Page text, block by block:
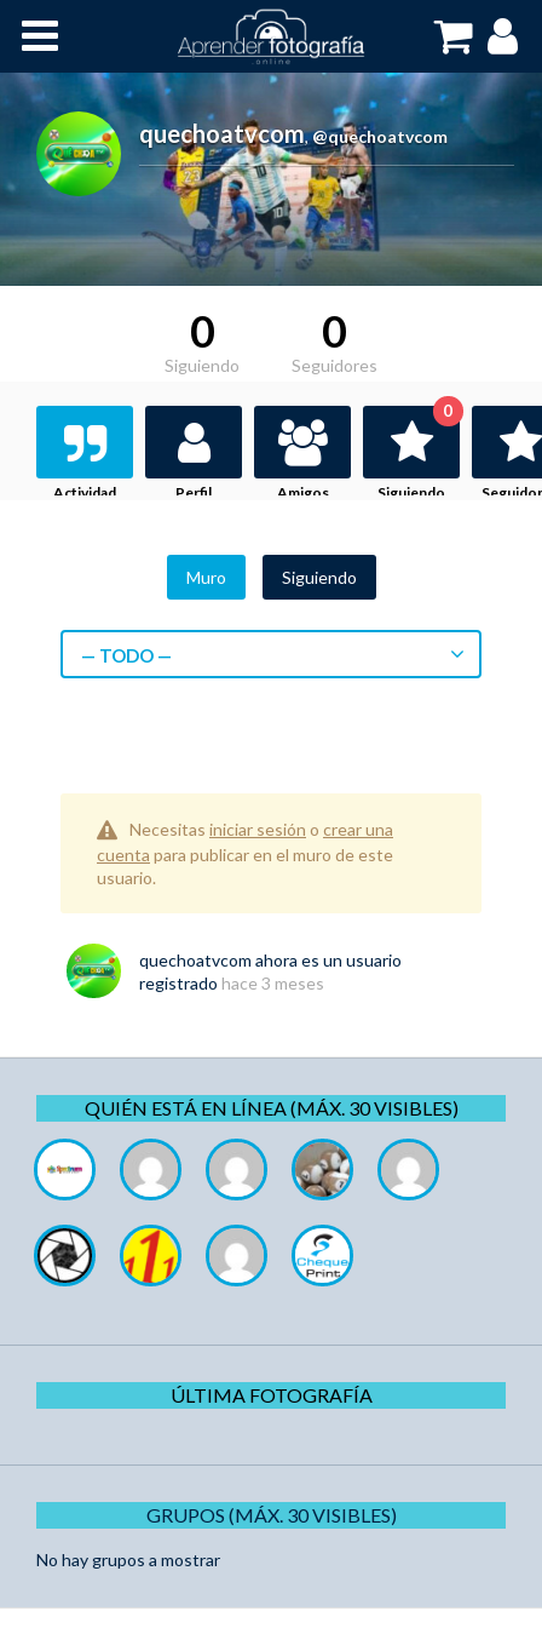
Cursos OnLine
quechoatvcom,@quechoatvcom
0
Siguiendo
0
Seguidores
Actividad Perfil Amigos Siguiendo
0
Muro Siguiendo
— TODO —
Necesitas iniciar sesión o crear una
cuenta para publicar en el muro de este
usuario.
quechoatvcom ahora es un usuario
registrado hace 3 meses
QUIÉN ESTÁ EN LÍNEA (MÁX. 30 VISIBLES)
ÚLTIMA FOTOGRAFÍA
GRUPOS (MÁX. 30 VISIBLES)
No hay grupos a mostrar